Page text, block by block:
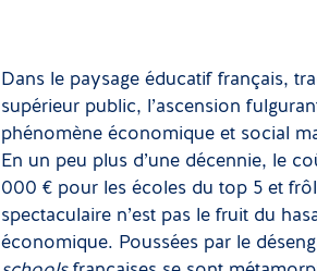
Dans le paysage éducatif français,
supérieur public, l’ascension
phénomène économique et social
En un peu plus d’une décennie, le
000 € pour les écoles du top 5 et
spectaculaire n’est pas le fruit du
économique. Poussées par le